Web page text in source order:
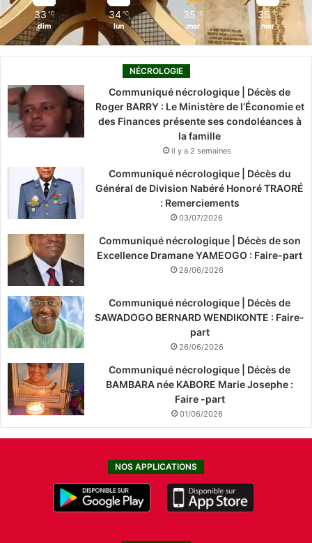
33 ℃
dim
34 ℃
lun
35 ℃
mar
35 ℃
mer
NÉCROLOGIE
Communiqué nécrologique | Décès de
Roger BARRY : Le Ministère de l’Économie et
des Finances présente ses condoléances à
la famille
il y a 2 semaines
Communiqué nécrologique | Décès du
Général de Division Nabéré Honoré TRAORÉ
: Remerciements
03/07/2026
Communiqué nécrologique | Décès de son
Excellence Dramane YAMEOGO : Faire-part
28/06/2026
Communiqué nécrologique | Décès de
SAWADOGO BERNARD WENDIKONTE : Faire-
part
26/06/2026
Communiqué nécrologique | Décès de
BAMBARA née KABORE Marie Josephe :
Faire -part
01/06/2026
NOS APPLICATIONS